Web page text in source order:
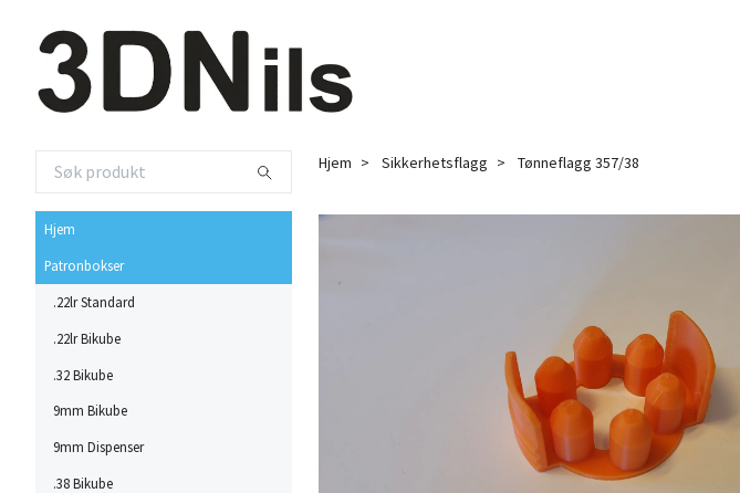
Hjem
Patronbokser
.22lr Standard
.22lr Bikube
.32 Bikube
9mm Bikube
9mm Dispenser
.38 Bikube
Hjem Sikkerhetsflagg Tønneflagg 357/38